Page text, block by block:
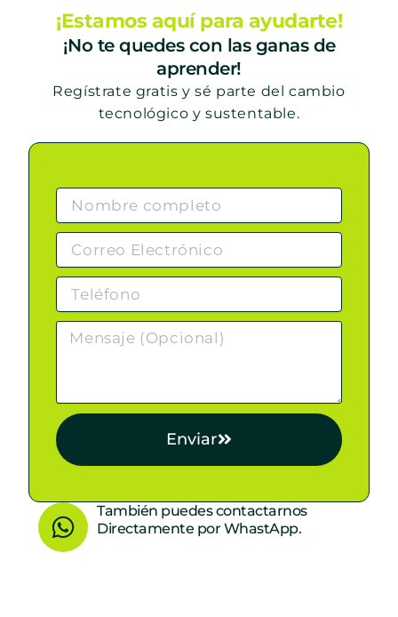
¡Estamos aquí para ayudarte!
¡No te quedes con las ganas de
aprender!
Regístrate gratis y sé parte del cambio
tecnológico y sustentable.
Enviar
W
h
También puedes contactarnos
Directamente por WhastApp.